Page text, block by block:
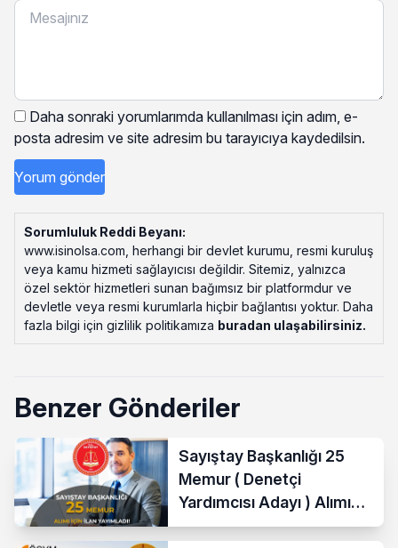
Daha sonraki yorumlarımda kullanılması için adım, e-
posta adresim ve site adresim bu tarayıcıya kaydedilsin.
Sorumluluk Reddi Beyanı:
www.isinolsa.com, herhangi bir devlet kurumu, resmi kuruluş
veya kamu hizmeti sağlayıcısı değildir. Sitemiz, yalnızca
özel sektör hizmetleri sunan bağımsız bir platformdur ve
devletle veya resmi kurumlarla hiçbir bağlantısı yoktur. Daha
fazla bilgi için gizlilik politikamıza buradan ulaşabilirsiniz.
Benzer Gönderiler
Sayıştay Başkanlığı 25
Memur ( Denetçi
Yardımcısı Adayı ) Alımı
Yapacak